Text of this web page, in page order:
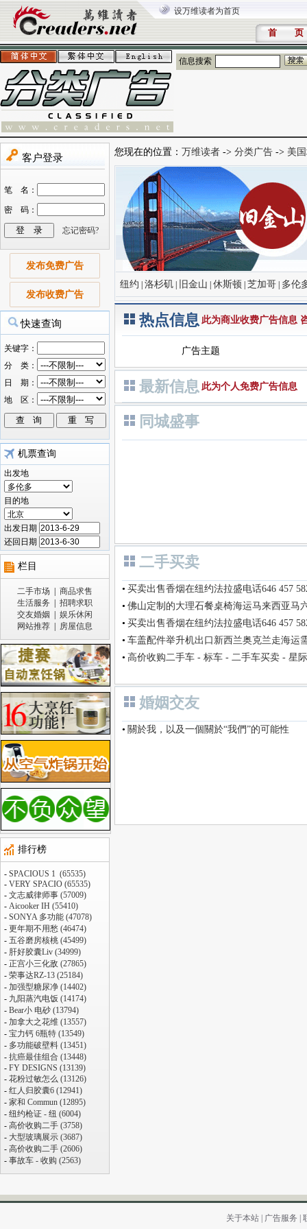
设万维读者为首页
首 页
信息搜索
发布免费广告
发布收费广告
机票查询
出发地
目的地
出发日期
还回日期
栏目
二手市场
商品求售
生活服务
招聘求职
交友婚姻
娱乐休闲
网站推荐
房屋信息
排行榜
- SPACIOUS 1 (65535)
- VERY SPACIO (65535)
- 文志威律师事 (57009)
- Aicooker IH (55410)
- SONYA 多功能 (47078)
- 更年期不用愁 (46474)
- 五谷磨房核桃 (45499)
- 肝好胶囊Liv (34999)
- 正宫小三化敌 (27865)
- 荣事达RZ-13 (25184)
- 加强型糖尿净 (14402)
- 九阳蒸汽电饭 (14174)
- Bear小 电砂 (13794)
- 加拿大之花维 (13557)
- 宝力钙 6瓶特 (13549)
- 多功能破壁料 (13451)
- 抗癌最佳组合 (13448)
- FY DESIGNS (13139)
- 花粉过敏怎么 (13126)
- 红人归胶囊6 (12941)
- 家和 Commun (12895)
- 纽约枪证 - 纽 (6004)
- 高价收购二手 (3758)
- 大型玻璃展示 (3687)
- 高价收购二手 (2606)
- 事故车 - 收购 (2563)
您现在的位置： 万维读者 -> 分类广告 -> 美
纽约 洛杉矶 旧金山 休斯顿 芝加哥 多伦
热点信息 此为商业收费广告信息
广告主题
最新信息 此为个人免费广告信息
同城盛事
二手买卖
• 买卖出售香烟在纽约法拉盛电话646 457
• 佛山定制的大理石餐桌椅海运马来西亚马
• 买卖出售香烟在纽约法拉盛电话646 457
• 车盖配件举升机出口新西兰奥克兰走海运
• 高价收购二手车 - 标车 - 二手车买卖 - 星
婚姻交友
• 關於我，以及一個關於“我們”的可能性
关于本站 广告服务 |